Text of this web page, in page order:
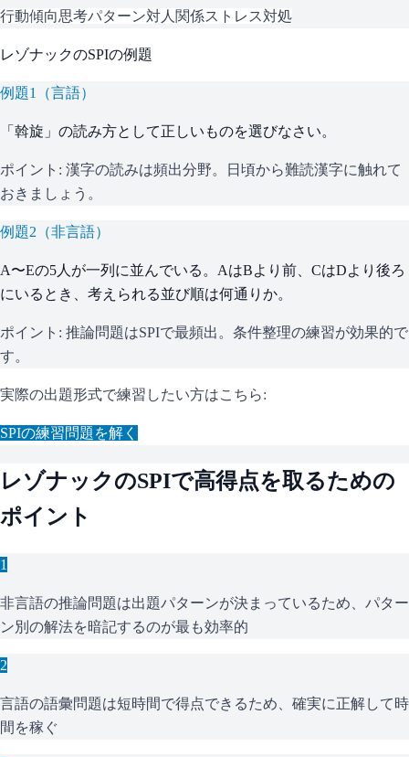
行動傾向思考パターン対人関係ストレス対処
レゾナックのSPIの例題
例題1 （言語）
「斡旋」の読み方として正しいものを選びなさい。
ポイント: 漢字の読みは頻出分野。日頃から難読漢字に触れて
おきましょう。
例題2 （非言語）
A〜Eの5人が一列に並んでいる。AはBより前、CはDより後ろ
にいるとき、考えられる並び順は何通りか。
ポイント: 推論問題はSPIで最頻出。条件整理の練習が効果的で
す。
実際の出題形式で練習したい方はこちら:
SPIの練習問題を解く
レゾナックのSPIで高得点を取るための
ポイント
1
非言語の推論問題は出題パターンが決まっているため、パター
ン別の解法を暗記するのが最も効率的
2
言語の語彙問題は短時間で得点できるため、確実に正解して時
間を稼ぐ